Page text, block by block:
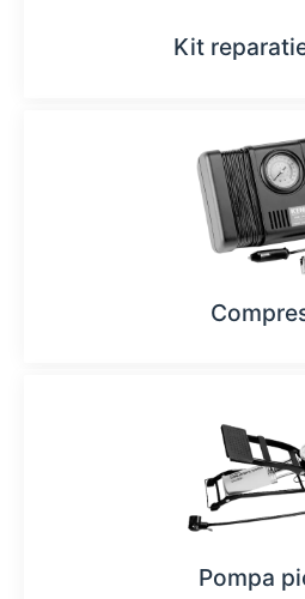
Kit
Pompa